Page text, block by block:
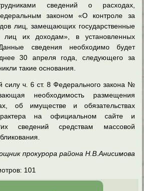
сведений о расходах,
законом «О контроле за
лиц, замещающих государственные
их доходам», в установленных
сведения необходимо будет
30 апреля года, следующего за
такие основания.
силу ч. 6 ст. 8 Федерального закона №
необходимость размещения
об имуществе и обязательствах
на официальном сайте и
сведений средствам массовой
прокурора района Н.В.Анисимова
101